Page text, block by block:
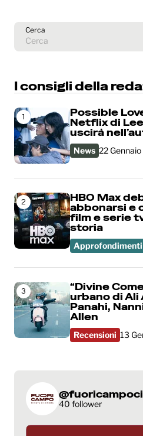
Cerca
I consigli della
1
Possible
Netflix di
uscirà
News 22
2
HBO Max
abbonarsi e
film e serie
storia
Approfondimenti
3
“Divine
urbano di Ali
Panahi,
Allen
Recensioni 13
40 follower